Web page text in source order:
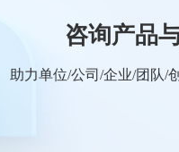
咨询产品
助力单位/公司/企业/团队/